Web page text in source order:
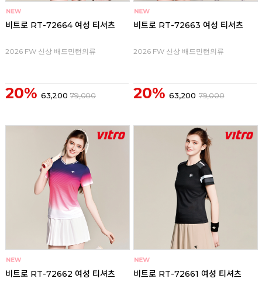
비트로 RT-72664 여성 티셔츠
2026 FW 신상 배드민턴의류
20% 63,200 79,000
비트로 RT-72663 여성 티셔츠
2026 FW 신상 배드민턴의류
20% 63,200 79,000
비트로 RT-72662 여성 티셔츠 비트로 RT-72661 여성 티셔츠